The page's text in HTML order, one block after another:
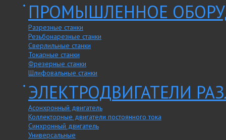
ПРОМЫШЛЕННОЕ
Разрезные станки
Резьбонарезные станки
Сверлильные станки
Токарные станки
Фрезерные станки
Шлифовальные станки
ЭЛЕКТРОДВИГАТЕЛИ
Асонхронный двигатель
Коллекторные двигатели постоянного тока
Синхронный двигатель
Универсальные